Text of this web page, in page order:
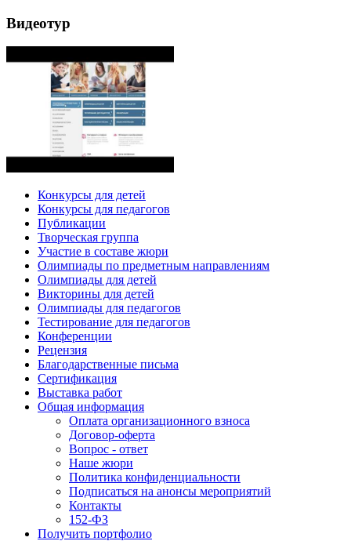
Видеотур
Конкурсы для детей
Конкурсы для педагогов
Публикации
Творческая группа
Участие в составе жюри
Олимпиады по предметным направлениям
Олимпиады для детей
Викторины для детей
Олимпиады для педагогов
Тестирование для педагогов
Конференции
Рецензия
Благодарственные письма
Сертификация
Выставка работ
Общая информация
Оплата организационного взноса
Договор-оферта
Вопрос - ответ
Наше жюри
Политика конфиденциальности
Подписаться на анонсы мероприятий
Контакты
152-ФЗ
Получить портфолио